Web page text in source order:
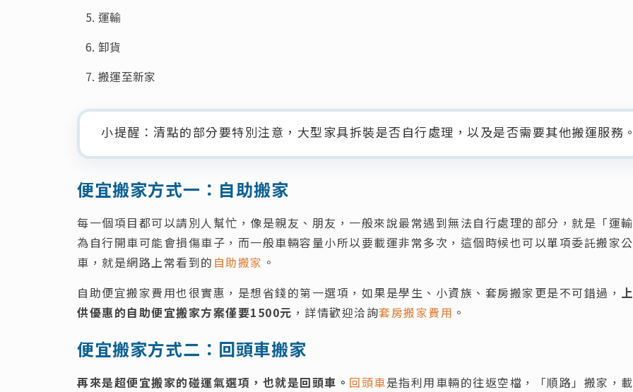
運輸
卸貨
搬運至新家
小提醒：清點的部分要特別注意，大型家具拆裝是否自行處理，以及是否需要其他搬運服務
便宜搬家方式一：自助搬家
每一個項目都可以請別人幫忙，像是親友、朋友，一般來說最常遇到無法自行處理的部分，就是「運
為自行開車可能會損傷車子，而一般車輛容量小所以要載運非常多次，這個時候也可以單項委託搬家
車，就是網路上常看到的 自助搬家 。
自助便宜搬家費用也很實惠，是想省錢的第一選項，如果是學生、小資族、套房搬家更是不可錯過，
供優惠的自助便宜搬家方案僅要1500元 ，詳情歡迎洽詢套房搬家費用 。
便宜搬家方式二：回頭車搬家
再來是超便宜搬家的碰運氣選項，也就是回頭車。 回頭車是指利用車輛的往返空檔，「順路」搬家，